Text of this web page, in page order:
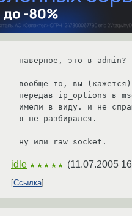
наверное, это в admin?
вообще-то, вы
передав ip_options в
имели в виду. и не
я не разбирался.
ну или raw socket.
idle ★★★★★ (11.07.2005
Ссылка